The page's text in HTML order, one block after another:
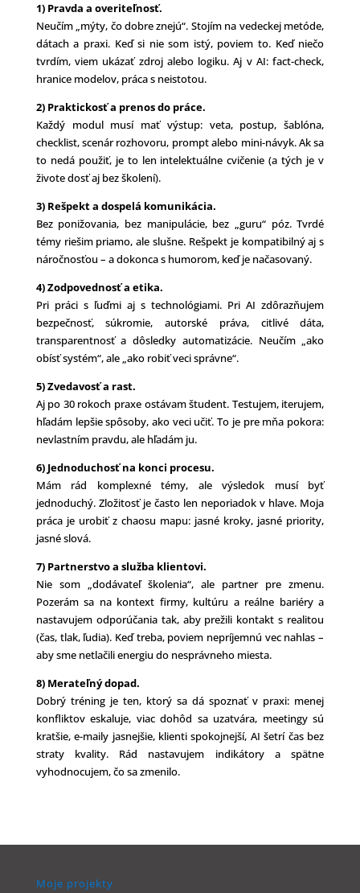
1) Pravda a overiteľnosť.
Neučím „mýty, čo dobre znejú“. Stojím na vedeckej metóde,
dátach a praxi. Keď si nie som istý, poviem to. Keď niečo
tvrdím, viem ukázať zdroj alebo logiku. Aj v AI: fact-check,
hranice modelov, práca s neistotou.
2) Praktickosť a prenos do práce.
Každý modul musí mať výstup: veta, postup, šablóna,
checklist, scenár rozhovoru, prompt alebo mini-návyk. Ak sa
to nedá použiť, je to len intelektuálne cvičenie (a tých je v
živote dosť aj bez školení).
3) Rešpekt a dospelá komunikácia.
Bez ponižovania, bez manipulácie, bez „guru“ póz. Tvrdé
témy riešim priamo, ale slušne. Rešpekt je kompatibilný aj s
náročnosťou – a dokonca s humorom, keď je načasovaný.
4) Zodpovednosť a etika.
Pri práci s ľuďmi aj s technológiami. Pri AI zdôrazňujem
bezpečnosť, súkromie, autorské práva, citlivé dáta,
transparentnosť a dôsledky automatizácie. Neučím „ako
obísť systém“, ale „ako robiť veci správne“.
5) Zvedavosť a rast.
Aj po 30 rokoch praxe ostávam študent. Testujem, iterujem,
hľadám lepšie spôsoby, ako veci učiť. To je pre mňa pokora:
nevlastním pravdu, ale hľadám ju.
6) Jednoduchosť na konci procesu.
Mám rád komplexné témy, ale výsledok musí byť
jednoduchý. Zložitosť je často len neporiadok v hlave. Moja
práca je urobiť z chaosu mapu: jasné kroky, jasné priority,
jasné slová.
7) Partnerstvo a služba klientovi.
Nie som „dodávateľ školenia“, ale partner pre zmenu.
Pozerám sa na kontext firmy, kultúru a reálne bariéry a
nastavujem odporúčania tak, aby prežili kontakt s realitou
(čas, tlak, ľudia). Keď treba, poviem nepríjemnú vec nahlas –
aby sme netlačili energiu do nesprávneho miesta.
8) Merateľný dopad.
Dobrý tréning je ten, ktorý sa dá spoznať v praxi: menej
konfliktov eskaluje, viac dohôd sa uzatvára, meetingy sú
kratšie, e-maily jasnejšie, klienti spokojnejší, AI šetrí čas bez
straty kvality. Rád nastavujem indikátory a spätne
vyhodnocujem, čo sa zmenilo.
Moje projekty